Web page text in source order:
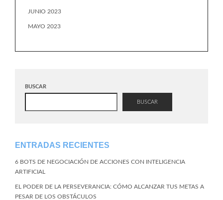
JUNIO 2023
MAYO 2023
BUSCAR
BUSCAR
ENTRADAS RECIENTES
6 BOTS DE NEGOCIACIÓN DE ACCIONES CON INTELIGENCIA
ARTIFICIAL
EL PODER DE LA PERSEVERANCIA: CÓMO ALCANZAR TUS METAS A
PESAR DE LOS OBSTÁCULOS